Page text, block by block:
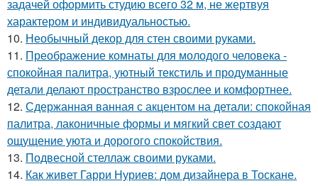
задачей оформить студию всего 32 м, не жертвуя
характером и индивидуальностью.
10. Необычный декор для стен своими руками.
11. Преображение комнаты для молодого человека -
спокойная палитра, уютный текстиль и продуманные
детали делают пространство взрослее и комфортнее.
12. Сдержанная ванная с акцентом на детали: спокойная
палитра, лаконичные формы и мягкий свет создают
ощущение уюта и дорогого спокойствия.
13. Подвесной стеллаж своими руками.
14. Как живет Гарри Нуриев: дом дизайнера в Тоскане.